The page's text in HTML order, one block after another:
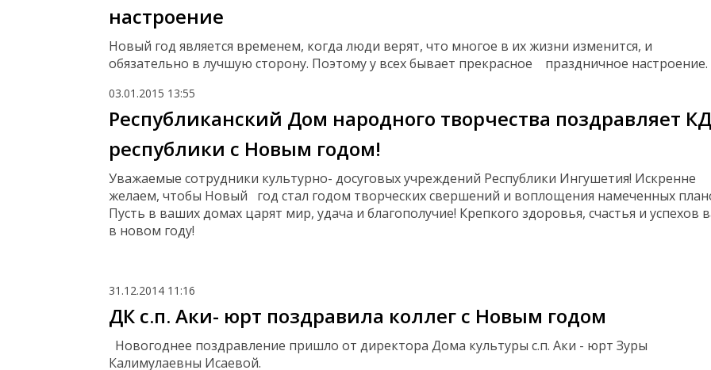
настроение
Новый год является временем, когда люди верят, что многое в их жизни изменится, и
обязательно в лучшую сторону. Поэтому у всех бывает прекрасное праздничное настроение.
03.01.2015 13:55
Республиканский Дом народного творчества поздравляет
республики с Новым годом!
Уважаемые сотрудники культурно- досуговых учреждений Республики Ингушетия! Искренне
желаем, чтобы Новый год стал годом творческих свершений и воплощения намеченных
Пусть в ваших домах царят мир, удача и благополучие! Крепкого здоровья, счастья и успехов
в новом году!
31.12.2014 11:16
ДК с.п. Аки- юрт поздравила коллег с Новым годом
Новогоднее поздравление пришло от директора Дома культуры с.п. Аки - юрт Зуры
Калимулаевны Исаевой.